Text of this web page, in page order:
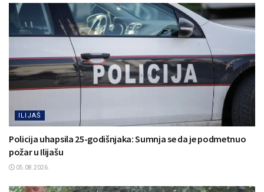
ILIJAŠ
Policija uhapsila 25-godišnjaka: Sumnja se da je podmetnuo
požar u Ilijašu
05.08.2026.